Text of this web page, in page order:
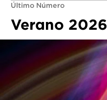
Último Número
Verano 2026